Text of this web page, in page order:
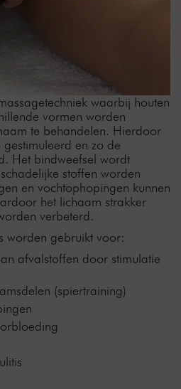
waarbij houten
vormen worden
te behandelen. Hierdoor
en zo de
Het bindweefsel wordt
stoffen worden
en vochtophopingen kunnen
het lichaam strakker
verbeterd.
worden gebruikt voor:
afvalstoffen door stimulatie
(spiertraining)